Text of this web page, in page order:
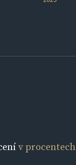
v procentech